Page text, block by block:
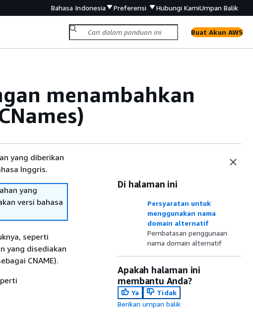
Bahasa Indonesia Preferensi Hubungi KamiUmpan Balik
Buat Akun AWS
menambahkan
yang diberikan
Inggris.
yang
versi bahasa
seperti
yang disediakan
CNAME).
Di halaman ini
Persyaratan untuk
menggunakan nama
domain alternatif
Pembatasan penggunaan
nama domain alternatif
Apakah halaman ini
membantu Anda?
Ya
Tidak
Berikan umpan balik